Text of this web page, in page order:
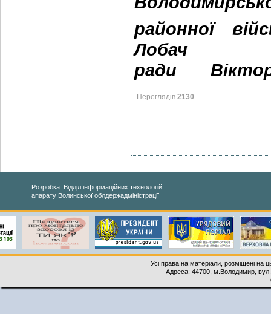
районної
Лобач
ради
Переглядів 2130
Розробка: Відділ інформаційних технологій
апарату Волинської облдержадміністрації
Усі права на матеріали, розміщені на
Адреса: 44700, м.Володимир,